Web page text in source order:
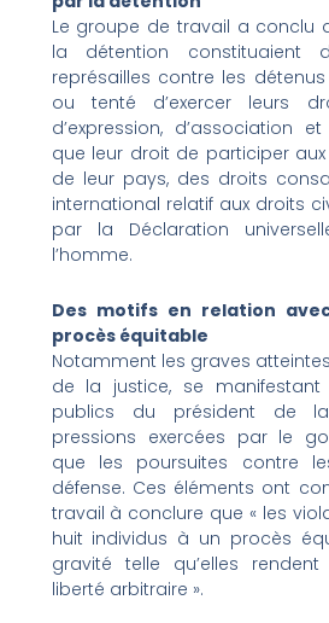
Le groupe de travail a conclu
la détention constituaient
représailles contre les
ou tenté d’exercer leurs
d’expression, d’association
que leur droit de participer
de leur pays, des droits
international relatif aux droits
par la Déclaration
l’homme.
Des motifs en relation
procès équitable
Notamment les graves
de la justice, se
publics du président de la
pressions exercées par le
que les poursuites contre
défense. Ces éléments ont
travail à conclure que « les
huit individus à un procès
gravité telle qu’elles
liberté arbitraire ».